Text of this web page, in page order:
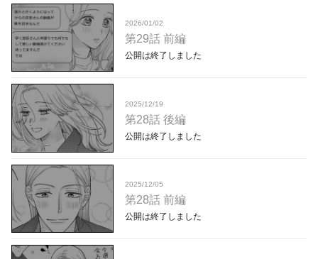
2026/01/02
第29話 前編
公開は終了しました
2025/12/19
第28話 後編
公開は終了しました
2025/12/05
第28話 前編
公開は終了しました